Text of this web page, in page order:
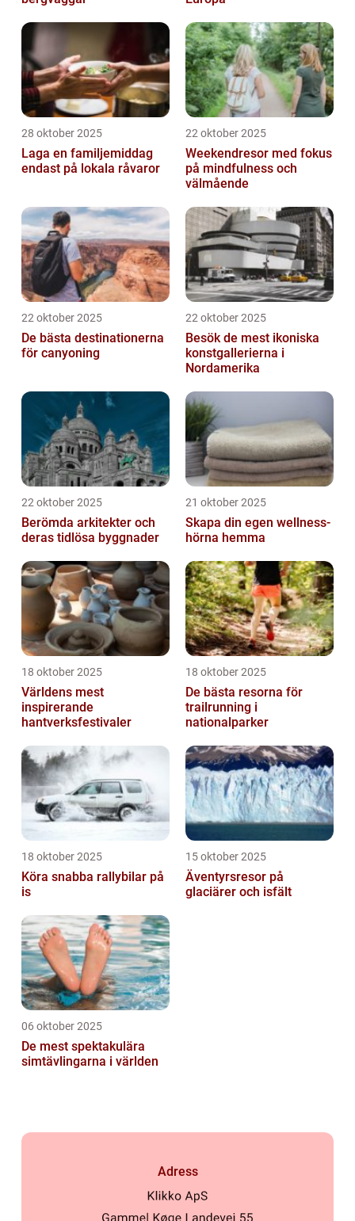
28 oktober 2025
Laga en familjemiddag
endast på lokala råvaror
22 oktober 2025
Weekendresor med fokus
på mindfulness och
välmående
22 oktober 2025
De bästa destinationerna
för canyoning
22 oktober 2025
Besök de mest ikoniska
konstgallerierna i
Nordamerika
22 oktober 2025
Berömda arkitekter och
deras tidlösa byggnader
21 oktober 2025
Skapa din egen wellness-
hörna hemma
18 oktober 2025
Världens mest
inspirerande
hantverksfestivaler
18 oktober 2025
De bästa resorna för
trailrunning i
nationalparker
18 oktober 2025
Köra snabba rallybilar på
is
15 oktober 2025
Äventyrsresor på
glaciärer och isfält
06 oktober 2025
De mest spektakulära
simtävlingarna i världen
Adress